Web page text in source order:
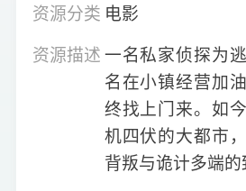
资源分类 电影
资源描述一名私家侦探为
名在小镇经营加
终找上门来。如
机四伏的大都市
背叛与诡计多端的